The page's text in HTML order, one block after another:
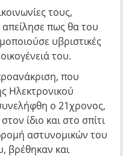
τους,
απείλησε πως θα του
υβριστικές
του.
που
Ηλεκτρονικού
ο 21χρονος,
ίδιο και στο σπίτι
αστυνομικών του
βρέθηκαν και